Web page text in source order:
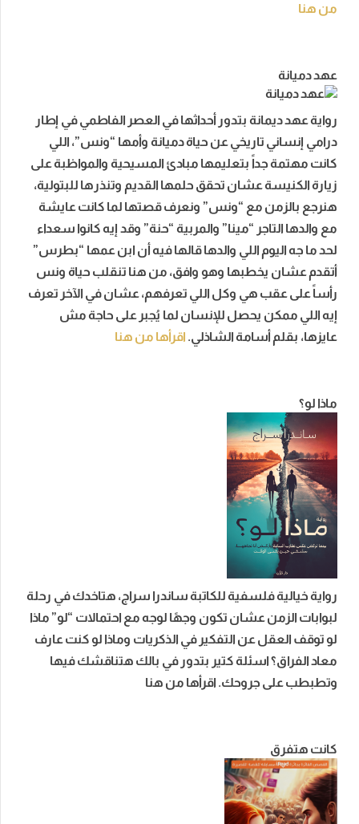
من هنا
عهد دميانة
رواية عهد ديمانة بتدور أحداثها في العصر الفاطمي في إطار
درامي إنساني تاريخي عن حياة دميانة وأمها “ونس”، اللي
كانت مهتمة جداً بتعليمها مبادئ المسيحية والمواظبة على
زيارة الكنيسة عشان تحقق حلمها القديم وتنذرها للبتولية،
هنرجع بالزمن مع “ونس” ونعرف قصتها لما كانت عايشة
مع والدها التاجر “مينا” والمربية “حنة” وقد إيه كانوا سعداء
لحد ما جه اليوم اللي والدها قالها فيه أن ابن عمها “بطرس”
أتقدم عشان يخطبها وهو وافق، من هنا تنقلب حياة ونس
رأساً على عقب هي وكل اللي تعرفهم، عشان في الآخر تعرف
إيه اللي ممكن يحصل للإنسان لما يُجبر على حاجة مش
عايزها، بقلم أسامة الشاذلي. اقرأها من هنا
ماذا لو؟
رواية خيالية فلسفية للكاتبة ساندرا سراج، هتاخدك في رحلة
لبوابات الزمن عشان تكون وجهًا لوجه مع احتمالات “لو” ماذا
لو توقف العقل عن التفكير في الذكريات وماذا لو كنت عارف
معاد الفراق؟ اسئلة كتير بتدور في بالك هتناقشك فيها
وتطبطب على جروحك. اقرأها من هنا
كانت هتفرق